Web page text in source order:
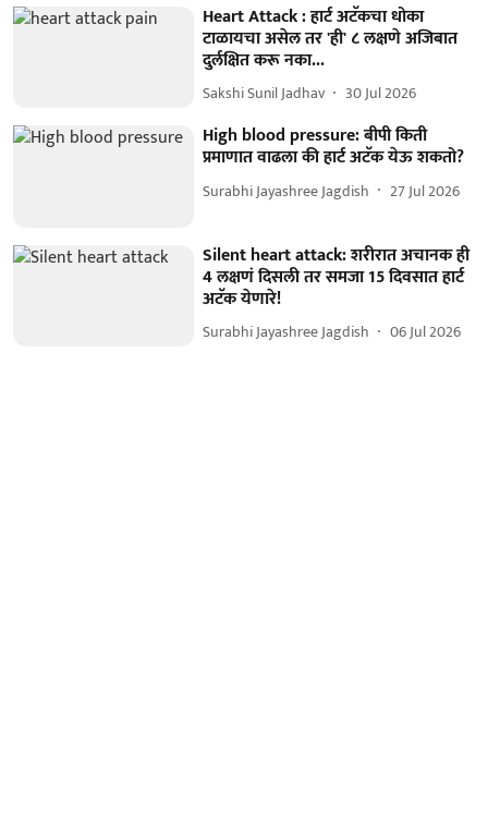
Heart Attack : हार्ट अटॅकचा धोका
टाळायचा असेल तर 'ही' ८ लक्षणे अजिबात
दुर्लक्षित करू नका...
Sakshi Sunil Jadhav 30 Jul 2026
High blood pressure: बीपी किती
प्रमाणात वाढला की हार्ट अटॅक येऊ शकतो?
Surabhi Jayashree Jagdish 27 Jul 2026
Silent heart attack: शरीरात अचानक ही
4 लक्षणं दिसली तर समजा 15 दिवसात हार्ट
अटॅक येणारे!
Surabhi Jayashree Jagdish 06 Jul 2026